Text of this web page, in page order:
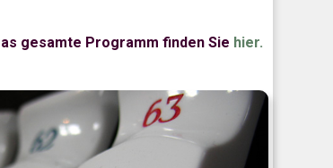
gesamte Programm finden Sie hier.